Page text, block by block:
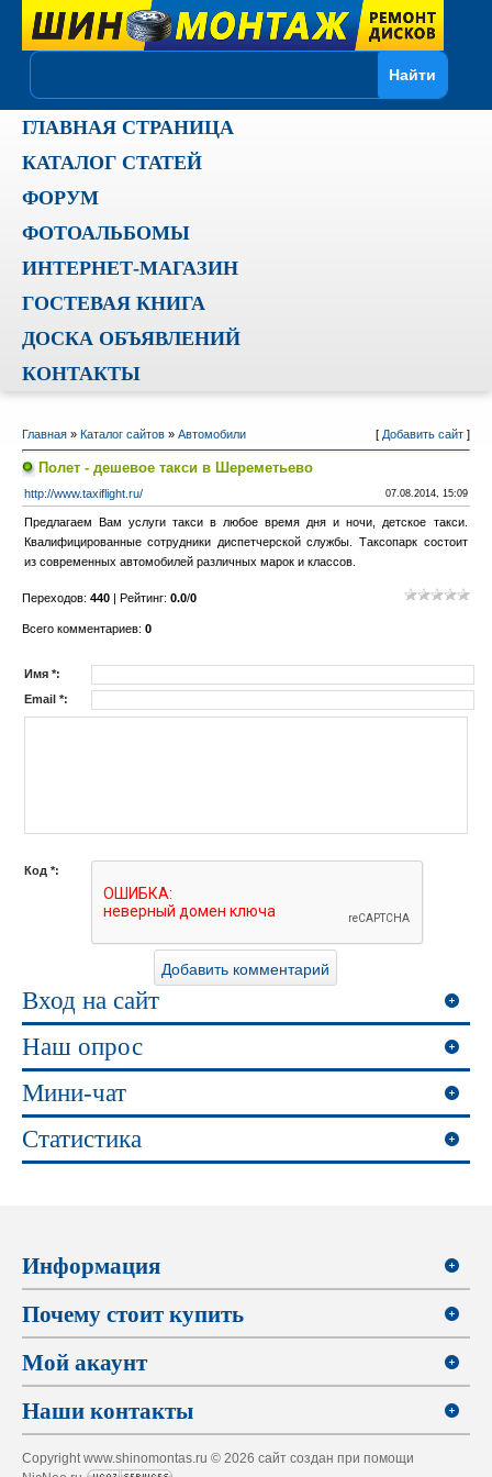
ГЛАВНАЯ СТРАНИЦА
КАТАЛОГ СТАТЕЙ
ФОРУМ
ФОТОАЛЬБОМЫ
ИНТЕРНЕТ-МАГАЗИН
ГОСТЕВАЯ КНИГА
ДОСКА ОБЪЯВЛЕНИЙ
КОНТАКТЫ
Главная» Каталог сайтов» Автомобили [ Добавить сайт]
Полет - дешевое такси в Шереметьево
http://www.taxiflight.ru/ 07.08.2014, 15:09
Предлагаем Вам услуги такси в любое время дня и ночи, детское такси.
Квалифицированные сотрудники диспетчерской службы. Таксопарк состоит
из современных автомобилей различных марок и классов.
Переходов: 440| Рейтинг: 0.0/0
Всего комментариев: 0
Имя *:
Email *:
Код *:
Вход на сайт
Наш опрос
Мини-чат
Статистика
Информация
Почему стоит купить
Мой акаунт
Наши контакты
Copyright www.shinomontas.ru © 2026 сайт создан при помощи